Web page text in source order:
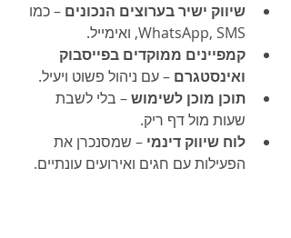
שיווק ישיר בערוצים הנכונים – כמו
WhatsApp, SMS, ואימייל.
קמפיינים ממוקדים בפייסבוק
ואינסטגרם – עם ניהול פשוט ויעיל.
תוכן מוכן לשימוש – בלי לשבת
שעות מול דף ריק.
לוח שיווק דינמי – שמסנכרן את
הפעילות עם חגים ואירועים עונתיים.